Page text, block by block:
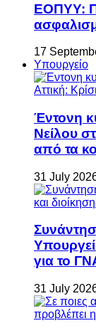
ΕΟΠΥΥ:
17
Υπουργείο
Έντονη
Νείλου
από τα
31 July
για το
31 July